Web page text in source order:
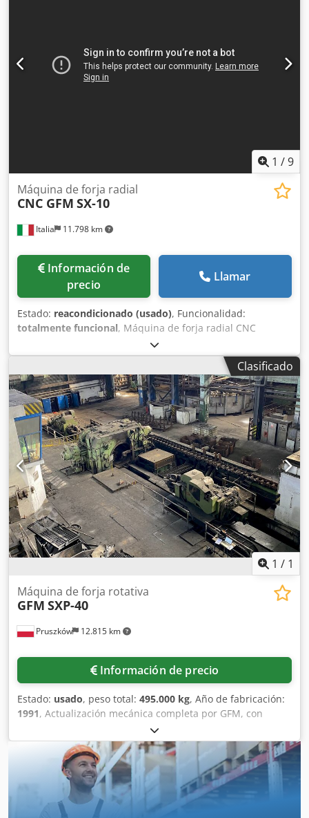
1 /9
Italia 11.798 km
Máquina de forja radial
CNC GFM SX-10
Información de
precio
Llamar
Estado: reacondicionado (usado), Funcionalidad:
totalmente funcional, Máquina de forja radial CNC
Clasificado
1 / 1
Pruszków 12.815 km
Máquina de forja rotativa
GFM SXP-40
Información de precio
Estado: usado, peso total: 495.000 kg, Año de fabricación:
1991, Actualización mecánica completa por GFM, con
aumento de potencia a 900 toneladas/martillo y nuevo
CNC en 1991 Número de martillos: 4 Fuerza de forja: 3.600
toneladas (900 t por martillo) Djdpfx Anjv D Ddvevjck
Diámetro máximo de la pieza forjada: - sección transversal
circular: Ø 400 mm - sección transversal cuadrada: 320
mm Diámetro mínimo de salida: - circular: 60 mm -
cuadrada: aprox. 50 mm Longitud máxima de la pieza